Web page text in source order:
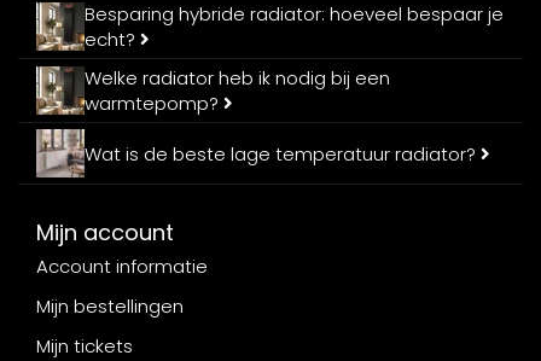
Besparing hybride radiator: hoeveel bespaar je
echt?
Welke radiator heb ik nodig bij een
warmtepomp?
Wat is de beste lage temperatuur radiator?
Mijn account
Account informatie
Mijn bestellingen
Mijn tickets